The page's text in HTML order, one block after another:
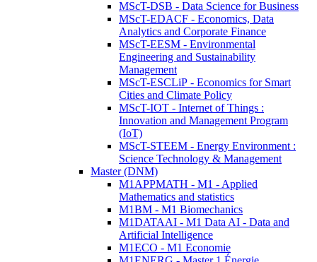
MScT-DSB - Data Science for Business
MScT-EDACF - Economics, Data
Analytics and Corporate Finance
MScT-EESM - Environmental
Engineering and Sustainability
Management
MScT-ESCLiP - Economics for Smart
Cities and Climate Policy
MScT-IOT - Internet of Things :
Innovation and Management Program
(IoT)
MScT-STEEM - Energy Environment :
Science Technology & Management
Master (DNM)
M1APPMATH - M1 - Applied
Mathematics and statistics
M1BM - M1 Biomechanics
M1DATAAI - M1 Data AI - Data and
Artificial Intelligence
M1ECO - M1 Economie